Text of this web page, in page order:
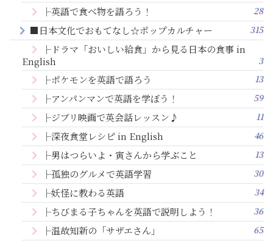
├英語で食べ物を語ろう！ 28
■日本文化でおもてなし☆ポップカルチャー 315
├ドラマ「おいしい給食」から見る日本の食事 in
English
3
├ポケモンを英語で語ろう 13
├アンパンマンで英語を学ぼう！ 59
├ジブリ映画で英会話レッスン♪ 11
├深夜食堂レシピ in English 46
├男はつらいよ・寅さんから学ぶこと 13
├孤独のグルメで英語学習 30
├妖怪に教わる英語 34
├ちびまる子ちゃんを英語で説明しよう！ 36
├温故知新の「サザエさん」 65